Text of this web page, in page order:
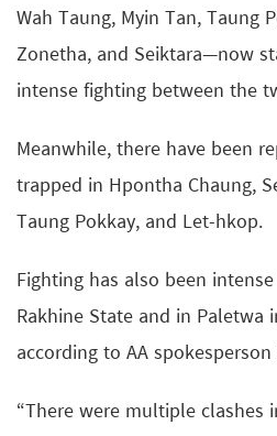
Wah Taung, Myin Tan, Taung
Zonetha, and Seiktara—now
intense fighting between the
Meanwhile, there have been
trapped in Hpontha Chaung,
Taung Pokkay, and Let-hkop.
Fighting has also been
Rakhine State and in Paletwa
according to AA
“There were multiple clashes